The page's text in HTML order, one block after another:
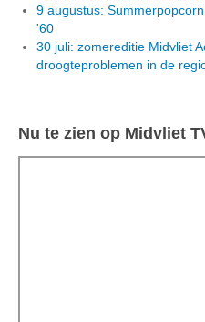
9 augustus:
'60
30 juli: zomereditie Midvliet
droogteproblemen in de
Nu te zien op Midvliet